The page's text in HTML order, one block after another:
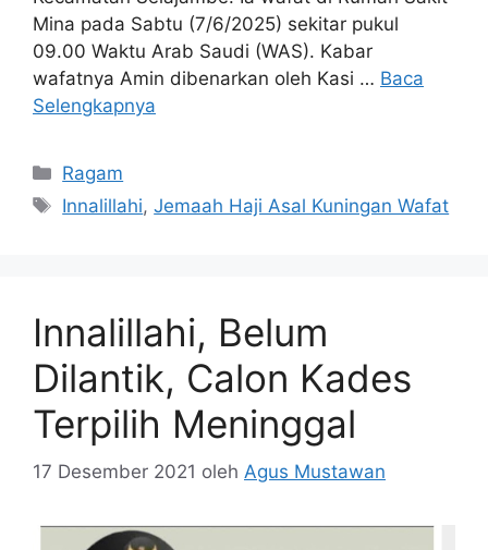
Mina pada Sabtu (7/6/2025) sekitar pukul
09.00 Waktu Arab Saudi (WAS). Kabar
wafatnya Amin dibenarkan oleh Kasi … Baca
Selengkapnya
Kategori
Ragam
Tag
Innalillahi,Jemaah Haji Asal Kuningan Wafat
Innalillahi, Belum
Dilantik, Calon Kades
Terpilih Meninggal
17 Desember 2021 oleh Agus Mustawan